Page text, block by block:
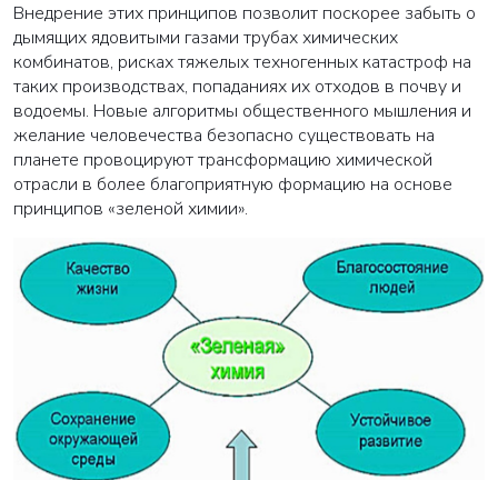
Внедрение этих принципов позволит поскорее забыть о
дымящих ядовитыми газами трубах химических
комбинатов, рисках тяжелых техногенных катастроф на
таких производствах, попаданиях их отходов в почву и
водоемы. Новые алгоритмы общественного мышления и
желание человечества безопасно существовать на
планете провоцируют трансформацию химической
отрасли в более благоприятную формацию на основе
принципов «зеленой химии».